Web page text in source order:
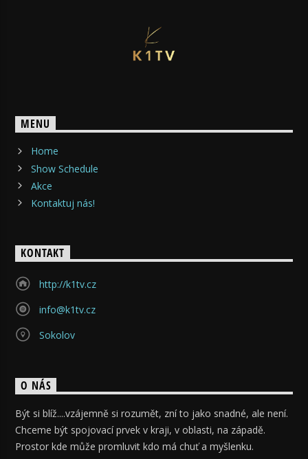
MENU
Home
Show Schedule
Akce
Kontaktuj nás!
KONTAKT
http://k1tv.cz
info@k1tv.cz
Sokolov
O NÁS
Být si blíž....vzájemně si rozumět, zní to jako snadné, ale není.
Chceme být spojovací prvek v kraji, v oblasti, na západě.
Prostor kde může promluvit kdo má chuť a myšlenku.